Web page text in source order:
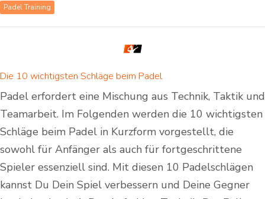
Padel Training
Die 10 wichtigsten Schläge beim Padel
Padel erfordert eine Mischung aus Technik, Taktik und
Teamarbeit. Im Folgenden werden die 10 wichtigsten
Schläge beim Padel in Kurzform vorgestellt, die
sowohl für Anfänger als auch für fortgeschrittene
Spieler essenziell sind. Mit diesen 10 Padelschlägen
kannst Du Dein Spiel verbessern und Deine Gegner